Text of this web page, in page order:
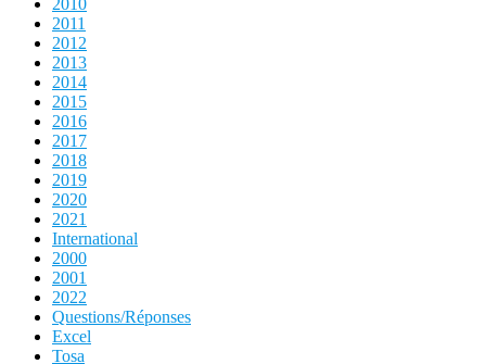
2010
2011
2012
2013
2014
2015
2016
2017
2018
2019
2020
2021
International
2000
2001
2022
Questions/Réponses
Excel
Tosa